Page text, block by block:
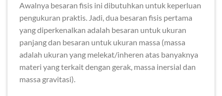
Awalnya besaran fisis ini dibutuhkan untuk keperluan
pengukuran praktis. Jadi, dua besaran fisis pertama
yang diperkenalkan adalah besaran untuk ukuran
panjang dan besaran untuk ukuran massa (massa
adalah ukuran yang melekat/inheren atas banyaknya
materi yang terkait dengan gerak, massa inersial dan
massa gravitasi).